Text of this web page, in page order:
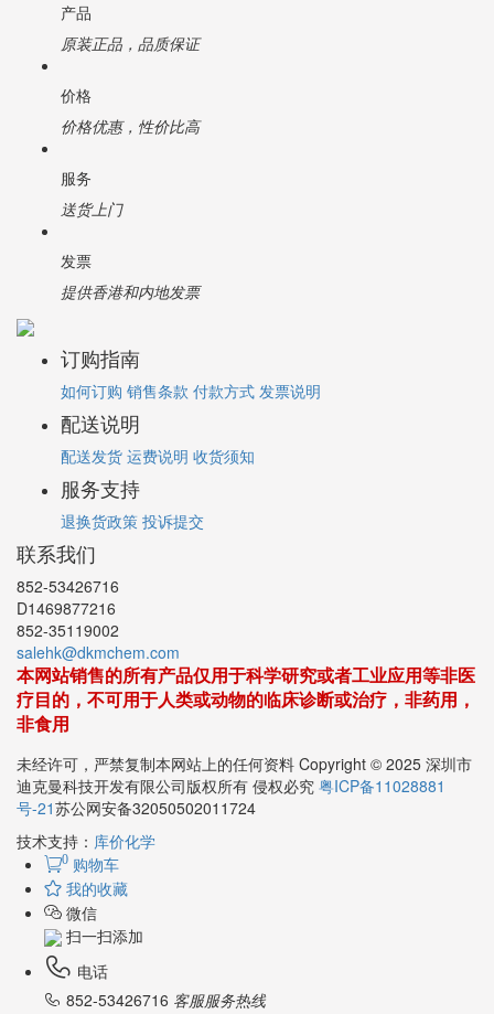
产品
原装正品，品质保证
价格
价格优惠，性价比高
服务
送货上门
发票
提供香港和内地发票
订购指南
如何订购 销售条款 付款方式 发票说明
配送说明
配送发货 运费说明 收货须知
服务支持
退换货政策 投诉提交
联系我们
852-53426716
D1469877216
852-35119002
salehk@dkmchem.com
本网站销售的所有产品仅用于科学研究或者工业应用等非医
疗目的，不可用于人类或动物的临床诊断或治疗，非药用，
非食用
未经许可，严禁复制本网站上的任何资料 Copyright © 2025 深圳市
迪克曼科技开发有限公司版权所有 侵权必究 粤ICP备11028881
号-21苏公网安备32050502011724
技术支持： 库价化学
0 购物车
我的收藏
微信
扫一扫添加
电话
852-53426716 客服服务热线